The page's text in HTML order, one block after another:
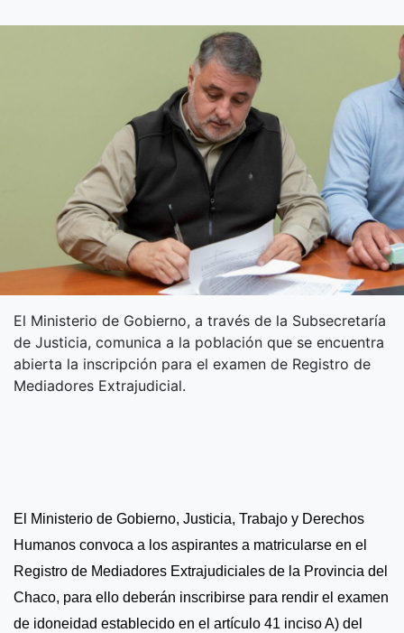
El Ministerio de Gobierno, a través de la Subsecretaría
de Justicia, comunica a la población que se encuentra
abierta la inscripción para el examen de Registro de
Mediadores Extrajudicial.
El Ministerio de Gobierno, Justicia, Trabajo y Derechos
Humanos convoca a los aspirantes a matricularse en el
Registro de Mediadores Extrajudiciales de la Provincia del
Chaco, para ello deberán inscribirse para rendir el examen
de idoneidad establecido en el artículo 41 inciso A) del